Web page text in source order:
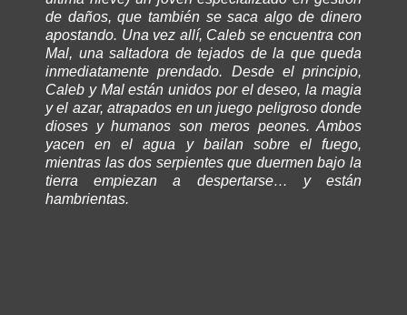
de daños, que también se saca algo de dinero
apostando. Una vez allí, Caleb se encuentra con
Mal, una saltadora de tejados de la que queda
inmediatamente prendado. Desde el principio,
Caleb y Mal están unidos por el deseo, la magia
y el azar, atrapados en un juego peligroso donde
dioses y humanos son meros peones. Ambos
yacen en el agua y bailan sobre el fuego,
mientras las dos serpientes que duermen bajo la
tierra empiezan a despertarse… y están
hambrientas.